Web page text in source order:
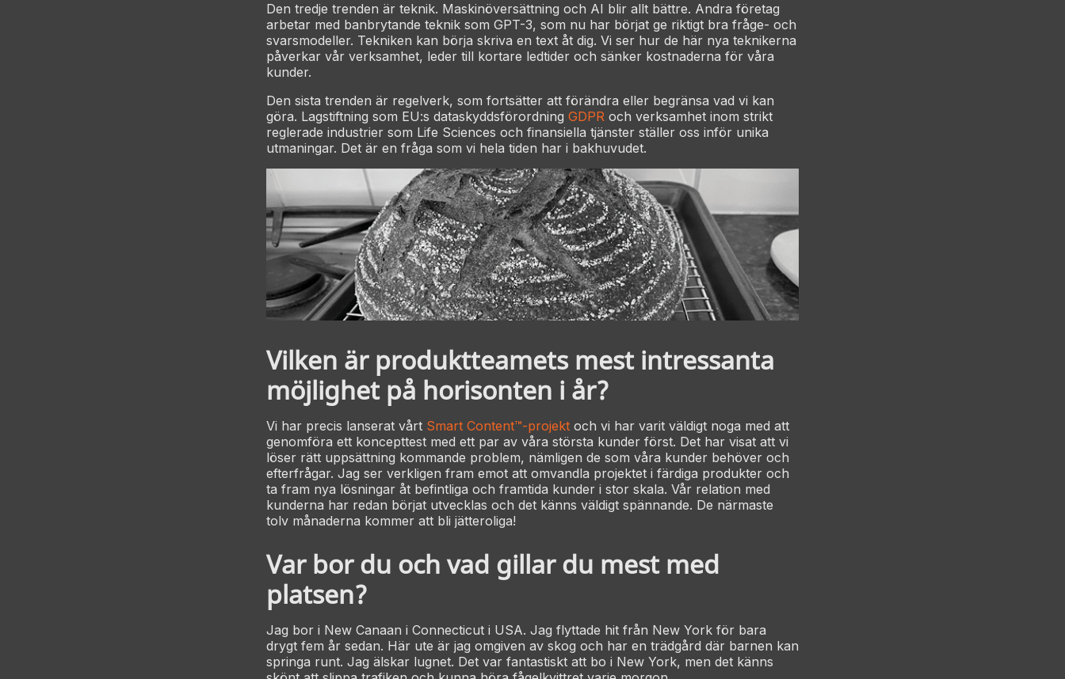
Den tredje trenden är teknik. Maskinöversättning och AI blir allt bättre. Andra företag
arbetar med banbrytande teknik som GPT-3, som nu har börjat ge riktigt bra fråge- och
svarsmodeller. Tekniken kan börja skriva en text åt dig. Vi ser hur de här nya teknikerna
påverkar vår verksamhet, leder till kortare ledtider och sänker kostnaderna för våra
kunder.
Den sista trenden är regelverk, som fortsätter att förändra eller begränsa vad vi kan
göra. Lagstiftning som EU:s dataskyddsförordning GDPR och verksamhet inom strikt
reglerade industrier som Life Sciences och finansiella tjänster ställer oss inför unika
utmaningar. Det är en fråga som vi hela tiden har i bakhuvudet.
Vilken är produktteamets mest intressanta
möjlighet på horisonten i år?
Vi har precis lanserat vårt Smart Content™-projekt och vi har varit väldigt noga med att
genomföra ett koncepttest med ett par av våra största kunder först. Det har visat att vi
löser rätt uppsättning kommande problem, nämligen de som våra kunder behöver och
efterfrågar. Jag ser verkligen fram emot att omvandla projektet i färdiga produkter och
ta fram nya lösningar åt befintliga och framtida kunder i stor skala. Vår relation med
kunderna har redan börjat utvecklas och det känns väldigt spännande. De närmaste
tolv månaderna kommer att bli jätteroliga!
Var bor du och vad gillar du mest med
platsen?
Jag bor i New Canaan i Connecticut i USA. Jag flyttade hit från New York för bara
drygt fem år sedan. Här ute är jag omgiven av skog och har en trädgård där barnen kan
springa runt. Jag älskar lugnet. Det var fantastiskt att bo i New York, men det känns